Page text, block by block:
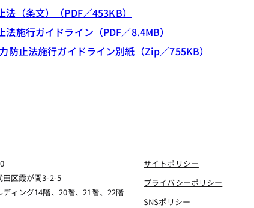
法（条文）（PDF／453KB）
法施行ガイドライン（PDF／8.4MB）
防止法施行ガイドライン別紙（Zip／755KB）
田区霞が関3-2-5
ディング14階、20階、21階、22階
サイトポリシー
プライバシーポリシー
SNSポリシー